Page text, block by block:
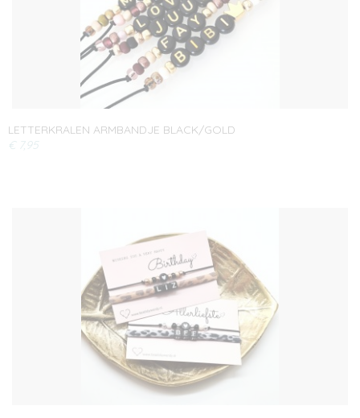
LETTERKRALEN ARMBANDJE BLACK/GOLD
€ 7,95